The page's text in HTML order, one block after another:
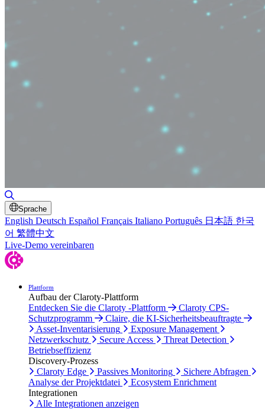
Sprache
English Deutsch Español Français Italiano Português 日本語 한국
어 繁體中文
Live-Demo vereinbaren
Plattform
Aufbau der Claroty-Plattform
Entdecken Sie die Claroty -Plattform
Claroty CPS-
Schutzprogramm
Claire, die KI-Sicherheitsbeauftragte
Asset-Inventarisierung
Exposure Management
Netzwerkschutz
Secure Access
Threat Detection
Betriebseffizienz
Discovery-Prozess
Claroty Edge
Passives Monitoring
Sichere Abfragen
Analyse der Projektdatei
Ecosystem Enrichment
Integrationen
Alle Integrationen anzeigen